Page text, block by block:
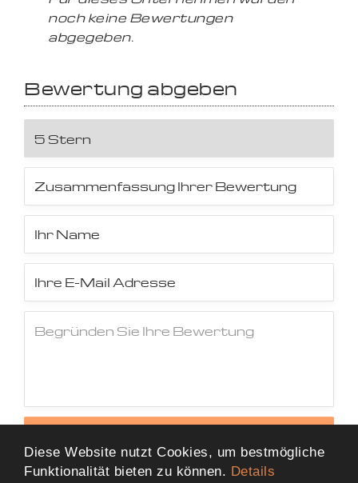
noch keine Bewertungen
abgegeben.
Bewertung abgeben
Diese Website nutzt Cookies, um bestmögliche
Funktionalität bieten zu können. Details